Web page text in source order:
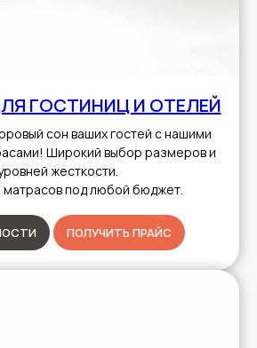
ГОСТИНИЦ И ОТЕЛЕЙ
сон ваших гостей с нашими
Широкий выбор размеров и
жесткости.
матрасов под любой бюджет.
ПОЛУЧИТЬ ПРАЙС